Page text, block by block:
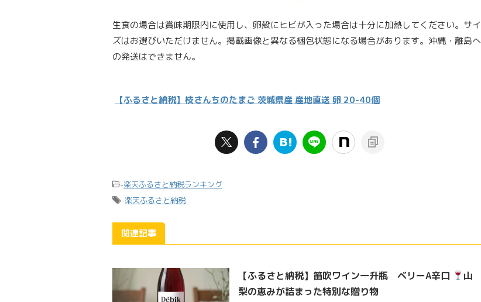
生食の場合は賞味期限内に使用し、卵殻にヒビが入った場合は十分に加熱してください。サイ
ズはお選びいただけません。掲載画像と異なる梱包状態になる場合があります。沖縄・離島へ
の発送はできません。
【ふるさと納税】枝さんちのたまご 茨城県産 産地直送 卵 20-40個
-楽天ふるさと納税ランキング
-楽天ふるさと納税
関連記事
【ふるさと納税】笛吹ワイン一升瓶 ベリーA辛口
山
梨の恵みが詰まった特別な贈り物